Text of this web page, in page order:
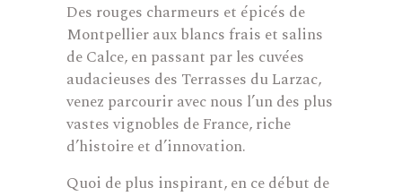
Des rouges charmeurs et épicés de
Montpellier aux blancs frais et salins
de Calce, en passant par les cuvées
audacieuses des Terrasses du Larzac,
venez parcourir avec nous l’un des plus
vastes vignobles de France, riche
d’histoire et d’innovation.
Quoi de plus inspirant, en ce début de